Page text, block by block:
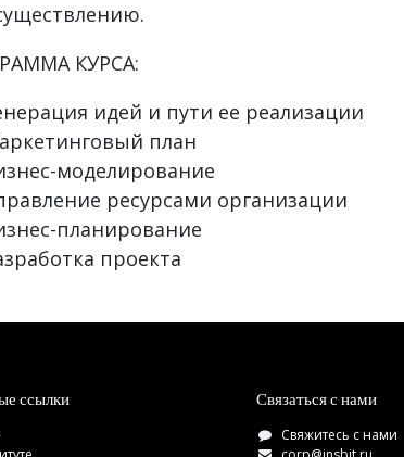
КУРСА:
идей и пути ее реализации
план
моделирование
ресурсами организации
планирование
проекта
ссылки Связаться с нами
Свяжитесь с нами